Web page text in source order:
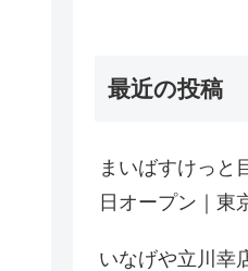
最近の投稿
まいばすけっと
日オープン｜東
いなげや立川幸